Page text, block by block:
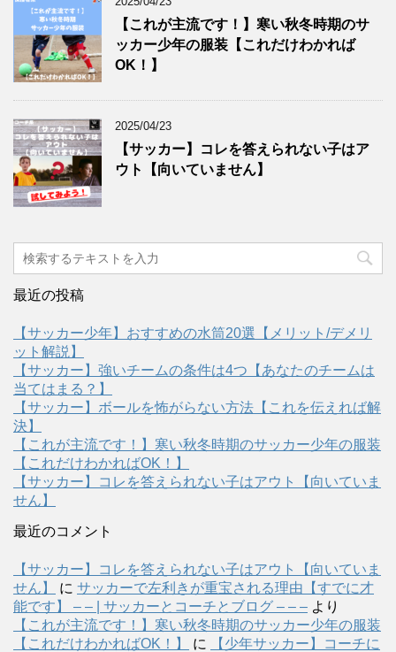
【これが主流です！】寒い秋冬時期のサ
ッカー少年の服装【これだけわかれば
OK！】
2025/04/23
【サッカー】コレを答えられない子はア
ウト【向いていません】
最近の投稿
【サッカー少年】おすすめの水筒20選【メリット/デメリ
ット解説】
【サッカー】強いチームの条件は4つ【あなたのチームは
当てはまる？】
【サッカー】ボールを怖がらない方法【これを伝えれば解
決】
【これが主流です！】寒い秋冬時期のサッカー少年の服装
【これだけわかればOK！】
【サッカー】コレを答えられない子はアウト【向いていま
せん】
最近のコメント
【サッカー】コレを答えられない子はアウト【向いていま
せん】
に サッカーで左利きが重宝される理由【すでに才
能です】 – – | サッカーとコーチとブログ – – – より
【これが主流です！】寒い秋冬時期のサッカー少年の服装
【これだけわかればOK！】
に
【少年サッカー】コーチに